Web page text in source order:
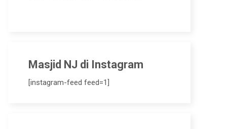
Masjid NJ di Instagram
[instagram-feed feed=1]